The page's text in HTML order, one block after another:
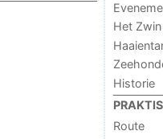
Het Zwin
Historie
Route